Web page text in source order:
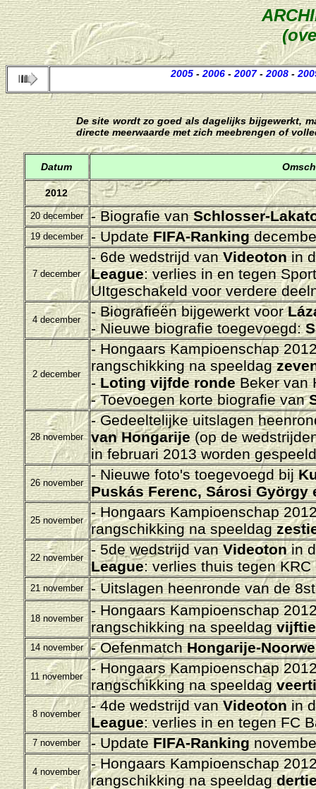
2005- 2006- 2007- 2008-
De site wordt zo goed als dagelijks bijgewerkt,
directe meerwaarde met zich meebrengen of
Datum
2012
20 december - Biografie vanSchlosser-
19 december - UpdateFIFA-Ranking
7 december
- 6de wedstrijd vanVideotonin
League: verlies in en tegen
UItgeschakeld voor verdere
4 december
- Biografieën bijgewerkt voor
- Nieuwe biografie toegevoegd:
2 december
- Hongaars Kampioenschap
rangschikking na speeldag
-Loting vijfde rondeBeker van
- Toevoegen korte biografie van
28 november
- Gedeeltelijke uitslagen
van Hongarije(op de
in februari 2013 worden
26 november
- Nieuwe foto's toegevoegd bij
Puskás Ferenc, Sárosi György
25 november
- Hongaars Kampioenschap
rangschikking na speeldag
22 november
- 5de wedstrijd vanVideotonin
League: verlies thuis tegenKRC
21 november - Uitslagen heenronde van de
18 november
- Hongaars Kampioenschap
rangschikking na speeldag
14 november - OefenmatchHongarije-
11 november
- Hongaars Kampioenschap
rangschikking na speeldag
8 november
- 4de wedstrijd vanVideotonin
League: verlies in en tegenFC
7 november - UpdateFIFA-Ranking
4 november
- Hongaars Kampioenschap
rangschikking na speeldag